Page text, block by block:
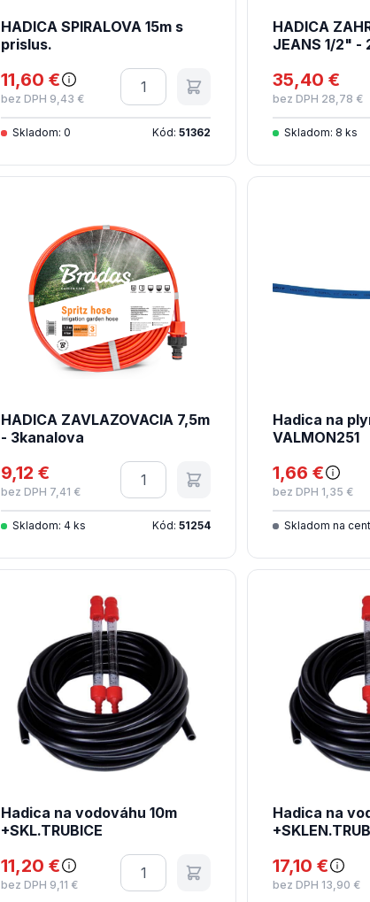
HADICA SPIRALOVA 15m s
prislus.
11,60 €
bez DPH 9,43 €
Množstvo
Skladom: 0 Kód: 51362
HADICA
JEANS 1/2" -
35,40 €
bez DPH 28,78 €
Skladom: 8 ks
HADICA ZAVLAZOVACIA 7,5m
- 3kanalova
9,12 €
bez DPH 7,41 €
Množstvo
Skladom: 4 ks Kód: 51254
Hadica na
VALMON251
1,66 €
bez DPH 1,35 €
Skladom na
Hadica na vodováhu 10m
+SKL.TRUBICE
11,20 €
bez DPH 9,11 €
Množstvo
Hadica na
17,10 €
bez DPH 13,90 €